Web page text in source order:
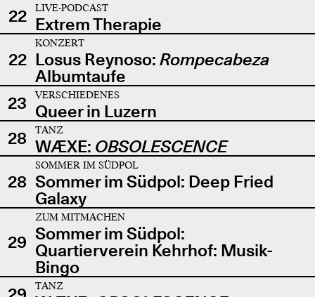
22
LIVE-PODCAST
Extrem Therapie
22
KONZERT
Losus Reynoso: Rompecabeza
Albumtaufe
23
VERSCHIEDENES
Queer in Luzern
28
TANZ
WÆXE: OBSOLESCENCE
28
SOMMER IM SÜDPOL
Sommer im Südpol: Deep Fried
Galaxy
29
ZUM MITMACHEN
Sommer im Südpol:
Quartierverein Kehrhof: Musik-
Bingo
TANZ